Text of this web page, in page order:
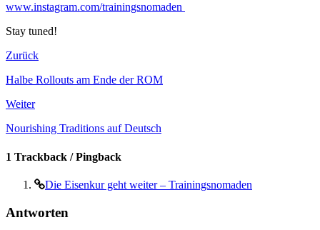
www.instagram.com/trainingsnomaden
Stay tuned!
Zurück
Halbe Rollouts am Ende der ROM
Weiter
Nourishing Traditions auf Deutsch
1 Trackback / Pingback
Die Eisenkur geht weiter – Trainingsnomaden
Antworten